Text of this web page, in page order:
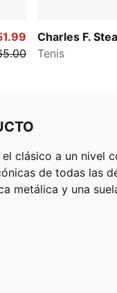
Charles F.
Tenis
clásico a un nivel
de todas las
metálica y una